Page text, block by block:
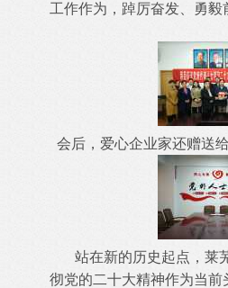
工作作为，踔厉奋发、勇毅
会后， 爱心企业家还赠送
站在新的历史起点，莱
彻党的二十大精神作为当